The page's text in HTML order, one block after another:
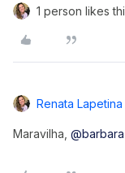
1 person likes
Renata Lapetina
Maravilha, ​